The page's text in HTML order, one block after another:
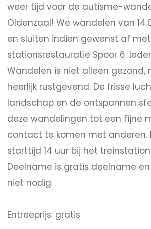
weer tijd voor de autisme-
Oldenzaal! We wandelen van
en sluiten indien gewenst af
stationsrestauratie Spoor 6.
Wandelen is niet alleen gezond,
heerlijk rustgevend. De frisse
landschap en de ontspannen
deze wandelingen tot een fijne
contact te komen met anderen.
starttijd 14 uur bij het
Deelname is gratis deelname
niet nodig.
Entreeprijs: gratis